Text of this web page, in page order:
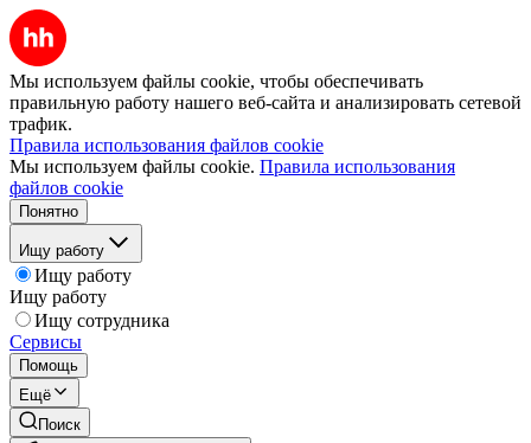
Мы используем файлы cookie, чтобы обеспечивать
правильную работу нашего веб-сайта и анализировать сетевой
трафик.
Правила использования файлов cookie
Мы используем файлы cookie. Правила использования
файлов cookie
Понятно
Ищу работу
Ищу работу
Ищу работу
Ищу сотрудника
Сервисы
Помощь
Ещё
Поиск